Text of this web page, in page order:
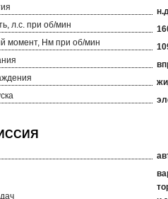
л.с. при об/мин
момент, Нм при об/мин